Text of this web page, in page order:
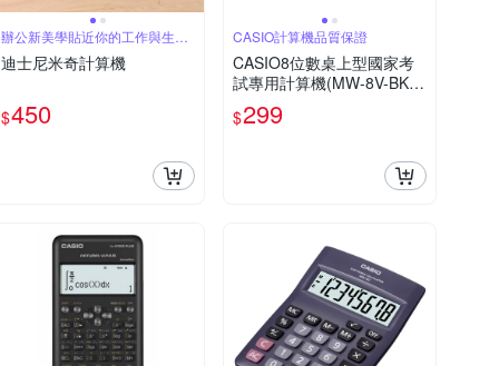
辦公新美學貼近你的工作與生活
日常
迪士尼米奇計算機
$450
CASIO計算機品質保證
CASIO8位數桌上型國家考
試專用計算機(MW-8V-BK)
黑
$299